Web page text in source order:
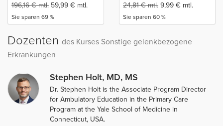
196,16€mtl. 59,99 € mtl.
Sie sparen 69 %
24,81€mtl. 9,99 € mtl.
Sie sparen 60 %
Dozenten des Kurses Sonstige gelenkbezogene
Erkrankungen
Stephen Holt, MD, MS
Dr. Stephen Holt is the Associate Program Director
for Ambulatory Education in the Primary Care
Program at the Yale School of Medicine in
Connecticut, USA.